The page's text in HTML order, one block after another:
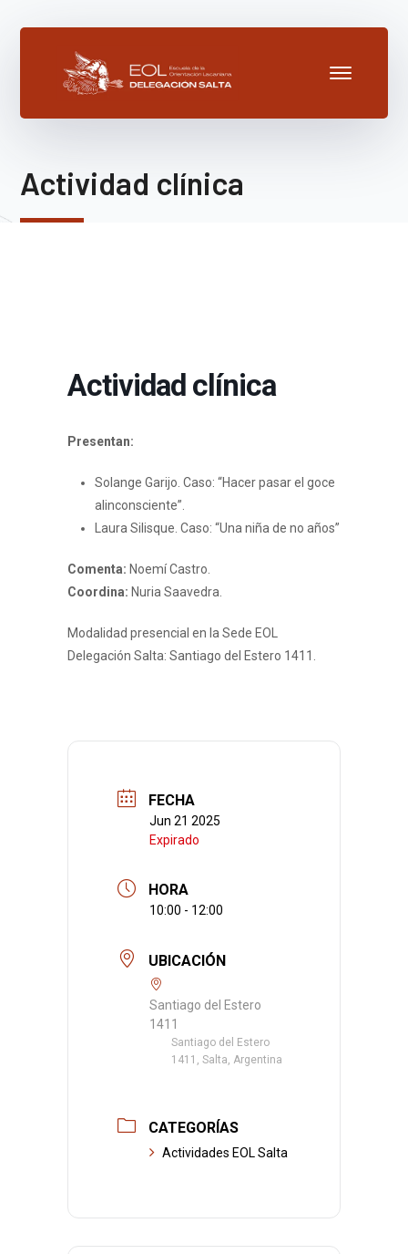
Actividad clínica
Actividad clínica
Presentan:
Solange Garijo. Caso: “Hacer pasar el goce
alinconsciente”.
Laura Silisque. Caso: “Una niña de no años”
Comenta: Noemí Castro.
Coordina: Nuria Saavedra.
Modalidad presencial en la Sede EOL
Delegación Salta: Santiago del Estero 1411.
FECHA
Jun 21 2025
Expirado
HORA
10:00 - 12:00
UBICACIÓN
Santiago del Estero
1411
Santiago del Estero
1411, Salta, Argentina
CATEGORÍAS
Actividades EOL Salta